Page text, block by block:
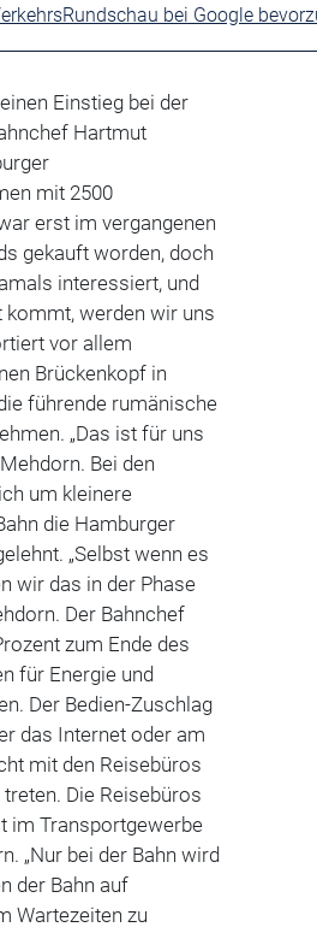
bei Google
Einstieg bei der
Hartmut
mit 2500
erst im vergangenen
gekauft worden, doch
interessiert, und
kommt, werden wir uns
vor allem
Brückenkopf in
führende rumänische
„Das ist für uns
Bei den
um kleinere
die Hamburger
„Selbst wenn es
wir das in der Phase
Der Bahnchef
zum Ende des
für Energie und
Der Bedien-Zuschlag
das Internet oder am
mit den Reisebüros
Die Reisebüros
im Transportgewerbe
„Nur bei der Bahn wird
der Bahn auf
Wartezeiten zu